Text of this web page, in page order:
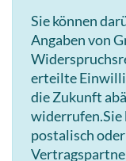
Sie können
Angaben von
erteilte
die Zukunft
widerrufen.Sie
postalisch